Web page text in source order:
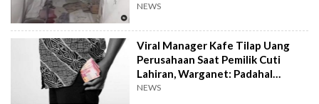
NEWS
Viral Manager Kafe Tilap Uang
Perusahaan Saat Pemilik Cuti
Lahiran, Warganet: Padahal
Enggak Gede Banget
NEWS